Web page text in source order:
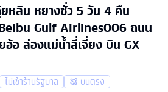
หลิน หยางซั่ว 5 วัน 4 คืน
Gulf Airlines006 ถนน
อ้อ ล่องแม่น้ำลี่เจี่ยง บิน GX
ไม่เข้าร้านรัฐบาล บินตรง